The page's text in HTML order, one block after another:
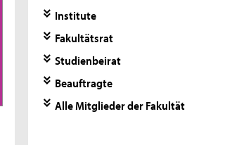
Institute
Fakultätsrat
Studienbeirat
Beauftragte
Alle Mitglieder der Fakultät